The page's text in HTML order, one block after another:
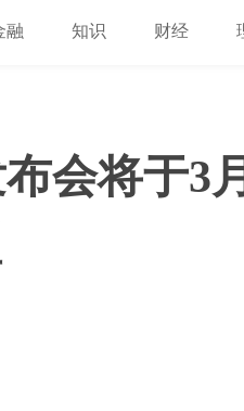
融 知识 财经
会将于3